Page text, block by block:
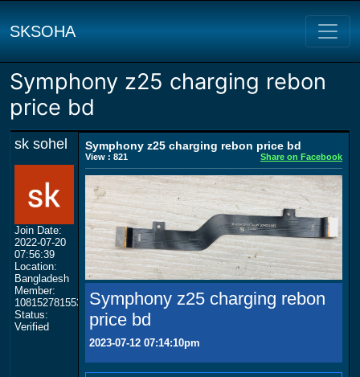
SKSOHA
Symphony z25 charging rebon
price bd
sk sohel
Join Date:
2022-07-20
07:56:39
Location:
Bangladesh
Member:
108152781553702003801
Status:
Verified
Symphony z25 charging rebon price bd
View : 821 Share on Facebook
Symphony z25 charging rebon
price bd
2023-07-12 07:14:10pm